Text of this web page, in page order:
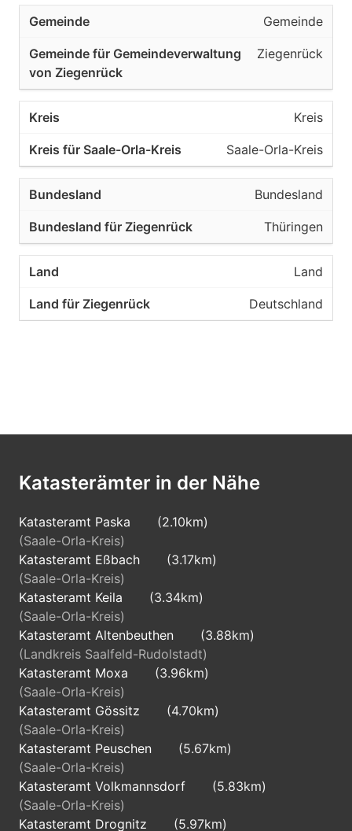
Gemeinde
Ziegenrück
Kreis
Saale-Orla-Kreis
Bundesland
Thüringen
Land
Deutschland
Katasterämter in der Nähe
Katasteramt Paska
(2.10km)
(Saale-Orla-Kreis)
Katasteramt Eßbach
(3.17km)
(Saale-Orla-Kreis)
Katasteramt Keila
(3.34km)
(Saale-Orla-Kreis)
Katasteramt Altenbeuthen
(3.88km)
(Landkreis Saalfeld-Rudolstadt)
Katasteramt Moxa
(3.96km)
(Saale-Orla-Kreis)
Katasteramt Gössitz
(4.70km)
(Saale-Orla-Kreis)
Katasteramt Peuschen
(5.67km)
(Saale-Orla-Kreis)
Katasteramt Volkmannsdorf
(5.83km)
(Saale-Orla-Kreis)
Katasteramt Drognitz
(5.97km)